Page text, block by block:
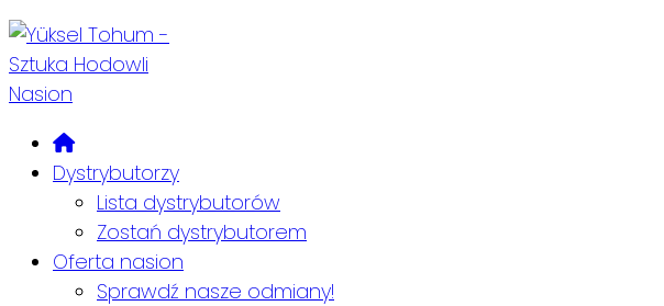
Dystrybutorzy
Lista dystrybutorów
Zostań dystrybutorem
Oferta nasion
Sprawdź nasze odmiany!